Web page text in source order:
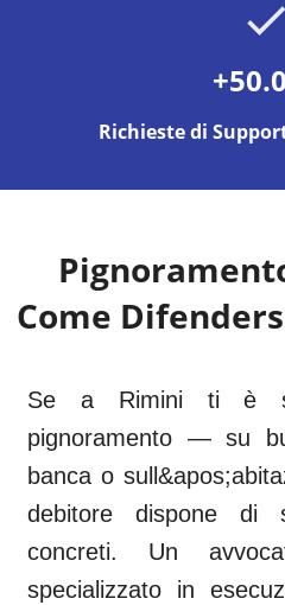
Richieste di
Come
Se a Rimini ti è
pignoramento — su
banca o
debitore dispone di
concreti. Un
specializzato in